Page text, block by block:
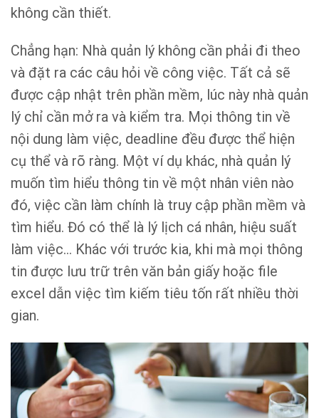
không cần thiết.
Chẳng hạn: Nhà quản lý không cần phải đi theo
và đặt ra các câu hỏi về công việc. Tất cả sẽ
được cập nhật trên phần mềm, lúc này nhà quản
lý chỉ cần mở ra và kiểm tra. Mọi thông tin về
nội dung làm việc, deadline đều được thể hiện
cụ thể và rõ ràng. Một ví dụ khác, nhà quản lý
muốn tìm hiểu thông tin về một nhân viên nào
đó, việc cần làm chính là truy cập phần mềm và
tìm hiểu. Đó có thể là lý lịch cá nhân, hiệu suất
làm việc… Khác với trước kia, khi mà mọi thông
tin được lưu trữ trên văn bản giấy hoặc file
excel dẫn việc tìm kiếm tiêu tốn rất nhiều thời
gian.